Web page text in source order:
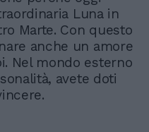
Luna in
Marte. Con questo
anche un amore
Nel mondo esterno
avete doti